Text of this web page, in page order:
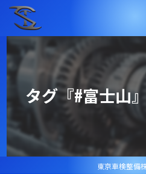
タグ『#富士山
東京車検整備